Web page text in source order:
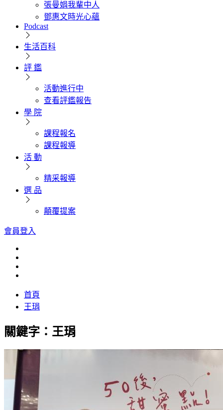
張曼娟我輩中人
鄧惠文時光心蘊
Podcast
生活百科
評 鑑
活動進行中
查看評鑑報告
學 院
課程報名
課程報導
活 動
精采報導
選 品
顛覆提案
會員登入
首頁
王琄
關鍵字：王琄